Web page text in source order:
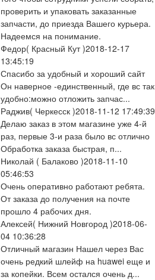
проверить и упаковать заказанные
запчасти, до приезда Вашего курьера.
Надеемся на понимание.
Федор( Красный Кут )2018-12-17
13:45:19
Спасибо за удобный и хороший сайт
Он наверное -единственный, где вс так
удобно:можно отложить запчас...
Раджив( Черкесск )2018-11-12 17:49:39
Делаю заказ в этом магазине уже 4-й
раз, первые 3-и раза было вс отлично
Обработка заказа быстрая, п...
Николай ( Балаково )2018-11-10
05:46:53
Очень оперативно работают ребята.
От заказа до получения на почте
прошло 4 рабочих дня.
Алексей( Нижний Новгород )2018-06-
04 10:36:28
Отличный магазин Нашел через Вас
очень редкий шлейф на huawei еще и
за копейки. Всем остался очень д...